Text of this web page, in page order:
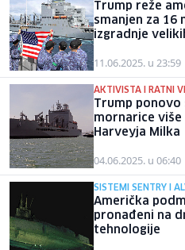
Trump reže
smanjen za 16
izgradnje
11.06.2025. u 23:59
AKTIVISTA I RATNI
Trump
mornarice više
Harveyja Milka
04.06.2025. u 06:40
SISTEMI SENTRY I
Američka
pronađeni na
tehnologije